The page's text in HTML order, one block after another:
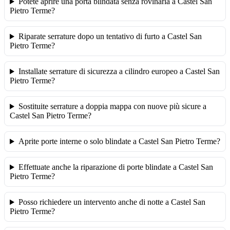
Pietro Terme?
Riparate serrature dopo un tentativo di furto a Castel San
Pietro Terme?
Installate serrature di sicurezza a cilindro europeo a Castel San
Pietro Terme?
Sostituite serrature a doppia mappa con nuove più sicure a
Castel San Pietro Terme?
Aprite porte interne o solo blindate a Castel San Pietro Terme?
Effettuate anche la riparazione di porte blindate a Castel San
Pietro Terme?
Posso richiedere un intervento anche di notte a Castel San
Pietro Terme?